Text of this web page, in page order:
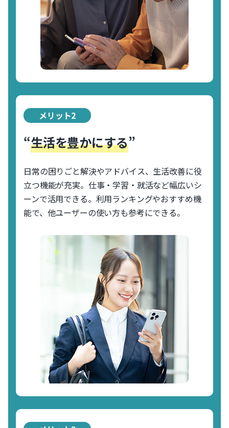
メリット2
“生活を豊かにする”
日常の困りごと解決やアドバイス、生活改善に役
立つ機能が充実。仕事・学習・就活など幅広いシ
ーンで活用できる。利用ランキングやおすすめ機
能で、他ユーザーの使い方も参考にできる。